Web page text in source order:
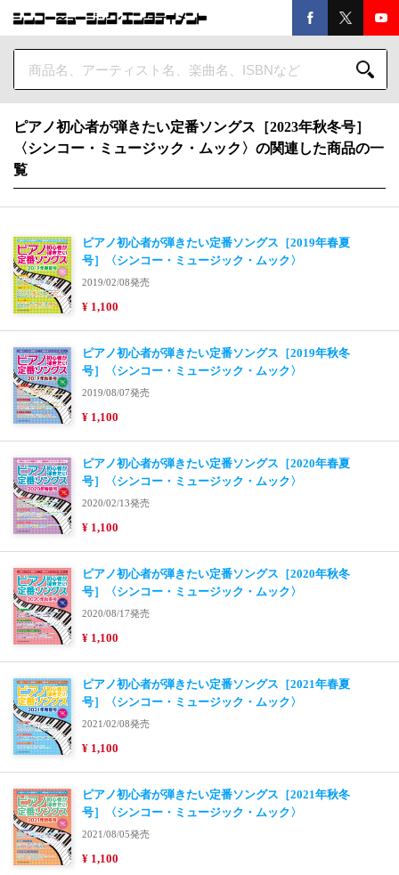
ピアノ初心者が弾きたい定番ソングス［2023年秋冬号］
〈シンコー・ミュージック・ムック〉の関連した商品の一
覧
ピアノ初心者が弾きたい定番ソングス［2019年春夏
号］〈シンコー・ミュージック・ムック〉
2019/02/08発売
¥ 1,100
ピアノ初心者が弾きたい定番ソングス［2019年秋冬
号］〈シンコー・ミュージック・ムック〉
2019/08/07発売
¥ 1,100
ピアノ初心者が弾きたい定番ソングス［2020年春夏
号］〈シンコー・ミュージック・ムック〉
2020/02/13発売
¥ 1,100
ピアノ初心者が弾きたい定番ソングス［2020年秋冬
号］〈シンコー・ミュージック・ムック〉
2020/08/17発売
¥ 1,100
ピアノ初心者が弾きたい定番ソングス［2021年春夏
号］〈シンコー・ミュージック・ムック〉
2021/02/08発売
¥ 1,100
ピアノ初心者が弾きたい定番ソングス［2021年秋冬
号］〈シンコー・ミュージック・ムック〉
2021/08/05発売
¥ 1,100